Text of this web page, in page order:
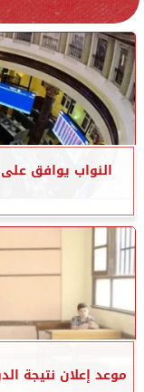
النواب يوافق
موعد إعلان نتيجة